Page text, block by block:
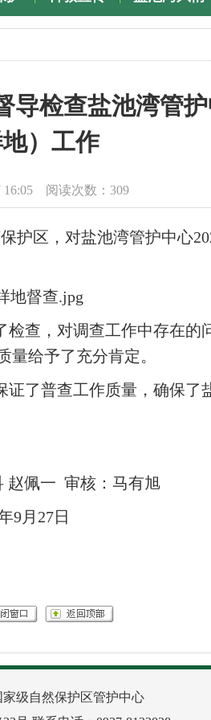
导检查盐池湾管
地）工作
16:05 阅读次数： 309
护区，对盐池湾管护中心
查，对调查工作中存在的
给予了充分肯定。
了普查工作质量，确保了
赵佩一 审核：马有旭
9月27日
级自然保护区管护中心